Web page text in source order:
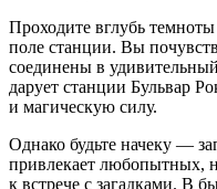
Проходите вглубь
поле станции. Вы
соединены в
дарует станции Бульвар
и магическую силу.
Однако будьте начеку —
привлекает любопытных,
к встрече с загадками. В